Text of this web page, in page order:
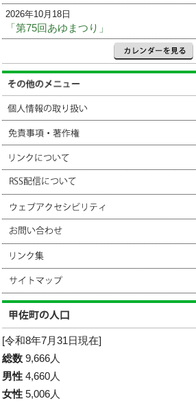
2026年10月18日
「第75回あゆまつり」
[令和8年7月31日現在]
総数 9,666人
男性 4,660人
女性 5,006人